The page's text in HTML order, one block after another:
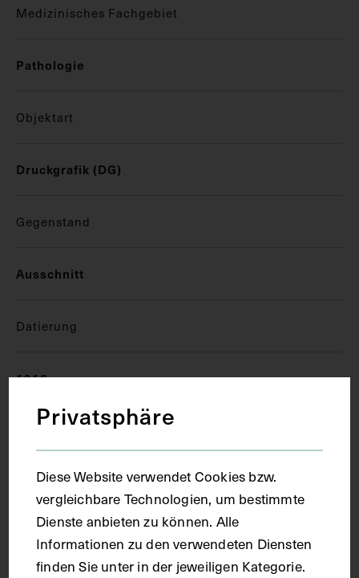
Medizinisches Fachgebiet
Pathologie
Objektart
Druckgrafik (DG)
Gegenstand
Ausschnitt
Datierung
1913
München
Privatsphäre
Diese Website verwendet Cookies bzw.
vergleichbare Technologien, um bestimmte
Dienste anbieten zu können. Alle
Informationen zu den verwendeten Diensten
finden Sie unter in der jeweiligen Kategorie.